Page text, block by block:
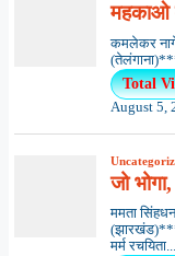
महकाओ
कमलेकर
Total
August 5,
जो
ममता
मर्म रचयिता...